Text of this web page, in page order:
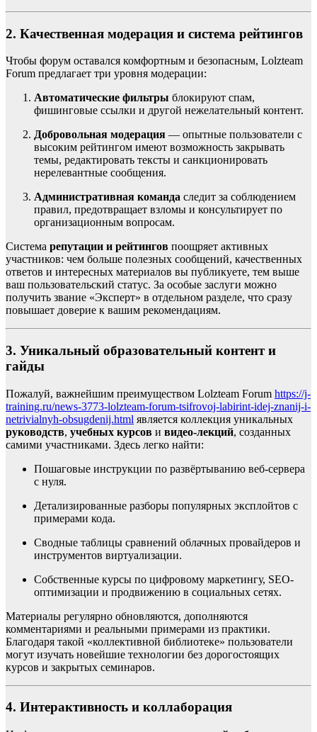
2. Качественная модерация и система рейтингов
Чтобы форум оставался комфортным и безопасным, Lolzteam
Forum предлагает три уровня модерации:
Автоматические фильтры блокируют спам,
фишинговые ссылки и другой нежелательный контент.
Добровольная модерация — опытные пользователи с
высоким рейтингом имеют возможность закрывать
темы, редактировать тексты и санкционировать
нерелевантные сообщения.
Административная команда следит за соблюдением
правил, предотвращает взломы и консультирует по
организационным вопросам.
Система репутации и рейтингов поощряет активных
участников: чем больше полезных сообщений, качественных
ответов и интересных материалов вы публикуете, тем выше
ваш пользовательский статус. За особые заслуги можно
получить звание «Эксперт» в отдельном разделе, что сразу
повышает доверие к вашим рекомендациям.
3. Уникальный образовательный контент и
гайды
Пожалуй, важнейшим преимуществом Lolzteam Forum https://j-
training.ru/news-3773-lolzteam-forum-tsifrovoj-labirint-idej-znanij-i-
netrivialnyh-obsugdenij.html является коллекция уникальных
руководств, учебных курсов и видео-лекций, созданных
самими участниками. Здесь легко найти:
Пошаговые инструкции по развёртыванию веб-сервера
с нуля.
Детализированные разборы популярных эксплойтов с
примерами кода.
Сводные таблицы сравнений облачных провайдеров и
инструментов виртуализации.
Собственные курсы по цифровому маркетингу, SEO-
оптимизации и продвижению в социальных сетях.
Материалы регулярно обновляются, дополняются
комментариями и реальными примерами из практики.
Благодаря такой «коллективной библиотеке» пользователи
могут изучать новейшие технологии без дорогостоящих
курсов и закрытых семинаров.
4. Интерактивность и коллаборация